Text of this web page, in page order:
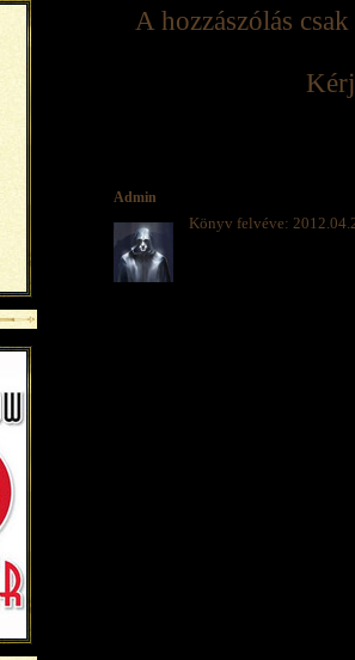
A hozzászólás
Admin
Könyv felvéve: